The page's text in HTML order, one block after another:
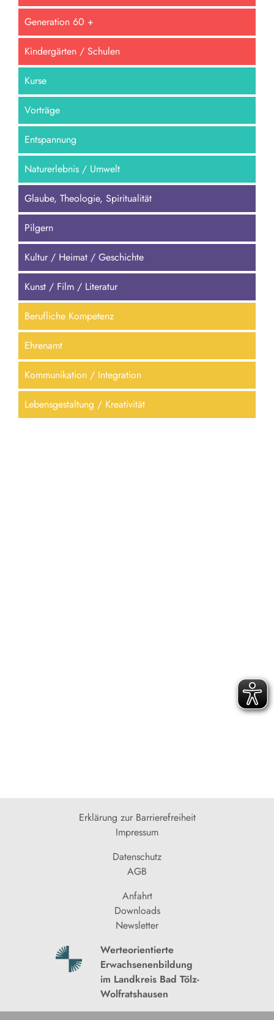
Generation 60 +
Kindergärten / Schulen
Kurse
Vorträge
Entspannung
Naturerlebnis / Umwelt
Glaube, Theologie, Spiritualität
Pilgern
Kultur / Heimat / Geschichte
Kunst / Film / Literatur
Berufliche Kompetenz
Ehrenamt
Kommunikation / Integration
Lebensgestaltung / Kreativität
Erklärung zur Barrierefreiheit
Impressum
Datenschutz
AGB
Anfahrt
Downloads
Newsletter
Werteorientierte
Erwachsenenbildung
im Landkreis Bad Tölz-
Wolfratshausen